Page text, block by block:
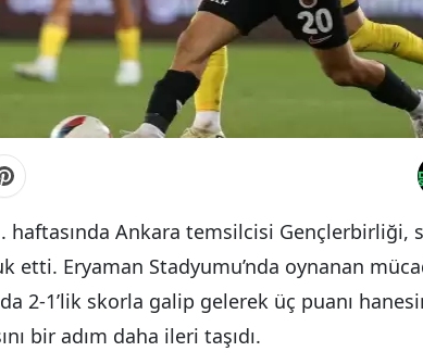
haftasında Ankara temsilcisi Gençlerbirliği,
etti. Eryaman Stadyumu’nda oynanan
2-1’lik skorla galip gelerek üç puanı
bir adım daha ileri taşıdı.